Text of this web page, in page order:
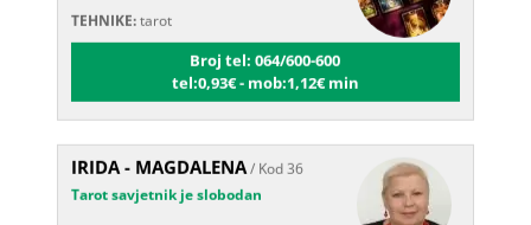
Broj tel: 064/600-600
tel:0,93€ - mob:1,12€ min
IRIDA - MAGDALENA/ Kod 36
Tarot savjetnik je slobodan